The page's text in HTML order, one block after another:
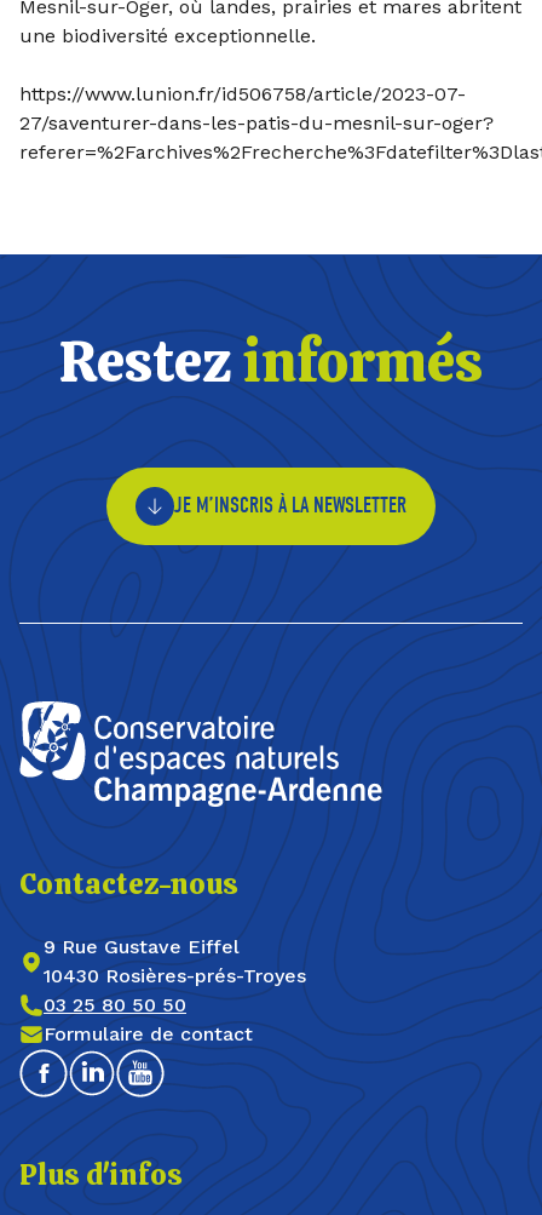
Mesnil-sur-Oger, où landes, prairies et mares abritent
une biodiversité exceptionnelle.
https://www.lunion.fr/id506758/article/2023-07-
27/saventurer-dans-les-patis-du-mesnil-sur-oger?
Restezinformés
JE M’INSCRIS À LA NEWSLETTER
Contactez-nous
9 Rue Gustave Eiffel
10430 Rosières-prés-Troyes
03 25 80 50 50
Formulaire de contact
FacebookLinkedinYoutube
Plus d'infos